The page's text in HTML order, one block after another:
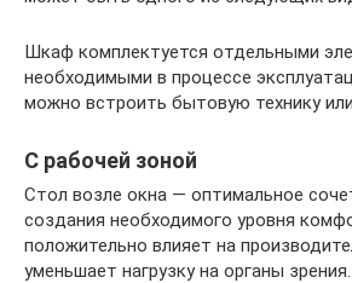
Шкаф комплектуется отдельными
необходимыми в процессе
можно встроить бытовую технику или
C рабочей зоной
Стол возле окна — оптимальное
создания необходимого уровня
положительно влияет на
уменьшает нагрузку на органы